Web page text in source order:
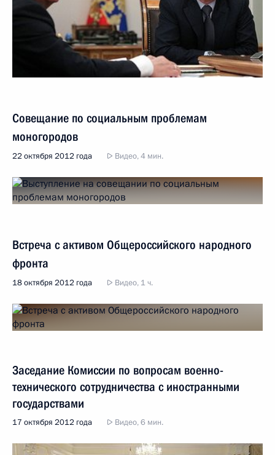
Совещание по социальным проблемам
моногородов
22 октября 2012 года Видео, 4 мин.
Встреча с активом Общероссийского народного
фронта
18 октября 2012 года Видео, 1 ч.
Заседание Комиссии по вопросам военно-
технического сотрудничества с иностранными
государствами
17 октября 2012 года Видео, 6 мин.